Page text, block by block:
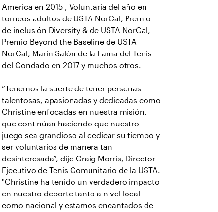
America en 2015 , Voluntaria del año en
torneos adultos de USTA NorCal, Premio
de inclusión Diversity & de USTA NorCal,
Premio Beyond the Baseline de USTA
NorCal, Marin Salón de la Fama del Tenis
del Condado en 2017 y muchos otros.
“Tenemos la suerte de tener personas
talentosas, apasionadas y dedicadas como
Christine enfocadas en nuestra misión,
que continúan haciendo que nuestro
juego sea grandioso al dedicar su tiempo y
ser voluntarios de manera tan
desinteresada”, dijo Craig Morris, Director
Ejecutivo de Tenis Comunitario de la USTA.
"Christine ha tenido un verdadero impacto
en nuestro deporte tanto a nivel local
como nacional y estamos encantados de